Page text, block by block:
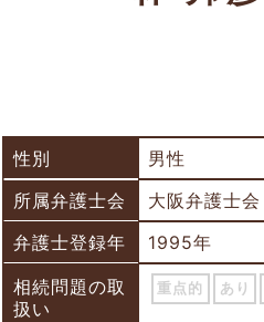
性別
男性
所属弁護士会
大阪弁護士会
弁護士登録年
1995年
相続問題の取
扱い
重点的 あり